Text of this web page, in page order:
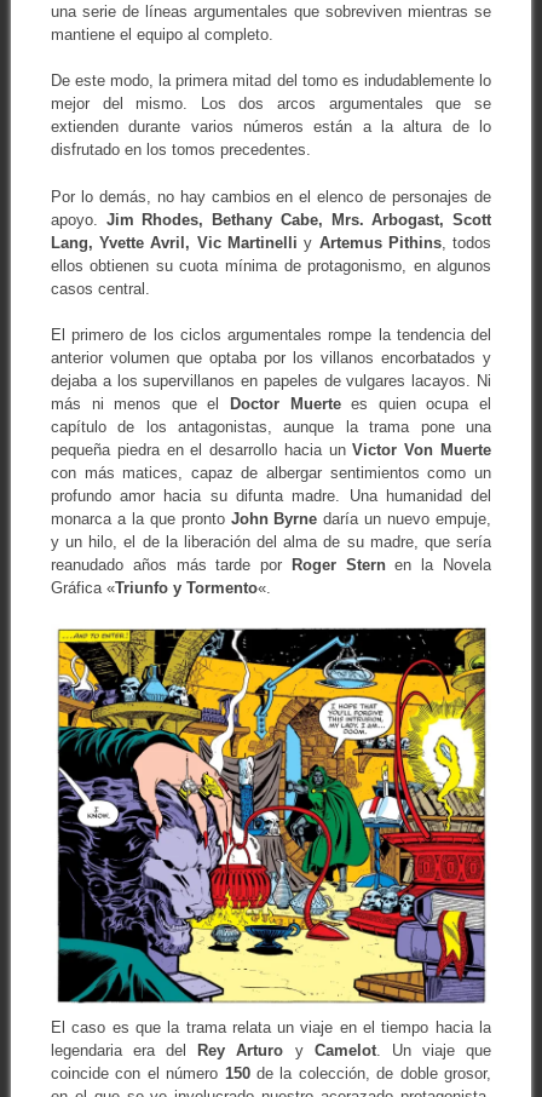
una serie de líneas argumentales que sobreviven mientras se
mantiene el equipo al completo.
De este modo, la primera mitad del tomo es indudablemente lo
mejor del mismo. Los dos arcos argumentales que se
extienden durante varios números están a la altura de lo
disfrutado en los tomos precedentes.
Por lo demás, no hay cambios en el elenco de personajes de
apoyo. Jim Rhodes, Bethany Cabe, Mrs. Arbogast, Scott
Lang, Yvette Avril, Vic Martinelli y Artemus Pithins, todos
ellos obtienen su cuota mínima de protagonismo, en algunos
casos central.
El primero de los ciclos argumentales rompe la tendencia del
anterior volumen que optaba por los villanos encorbatados y
dejaba a los supervillanos en papeles de vulgares lacayos. Ni
más ni menos que el
Doctor Muertees quien ocupa el
capítulo de los antagonistas, aunque la trama pone una
pequeña piedra en el desarrollo hacia unVictor Von Muerte
con más matices, capaz de albergar sentimientos como un
profundo amor hacia su difunta madre. Una humanidad del
monarca a la que pronto John Byrne daría un nuevo empuje,
y un hilo, el de la liberación del alma de su madre, que sería
reanudado años más tarde por
Roger Sternen la Novela
Gráfica «Triunfo y Tormento«.
El caso es que la trama relata un viaje en el tiempo hacia la
legendaria era del
Rey Arturo y Camelot. Un viaje que
coincide con el número 150de la colección, de doble grosor,